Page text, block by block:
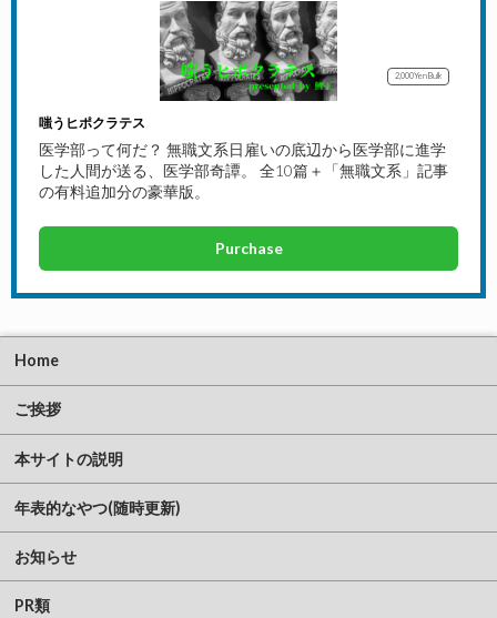
2,000YenBulk
嗤うヒポクラテス
医学部って何だ？ 無職文系日雇いの底辺から医学部に進学
した人間が送る、医学部奇譚。 全10篇＋「無職文系」記事
の有料追加分の豪華版。
Purchase
Home
ご挨拶
本サイトの説明
年表的なやつ(随時更新)
お知らせ
PR類